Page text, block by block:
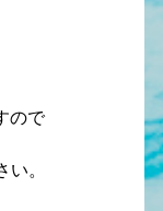
ので
。